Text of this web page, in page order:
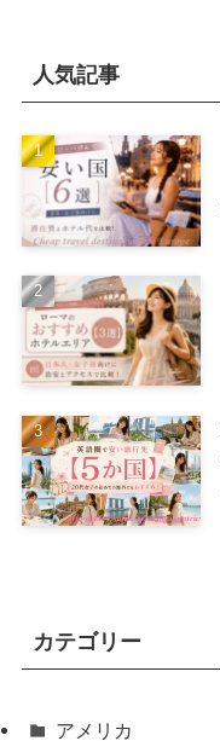
人気記事
カテゴリー
アメリカ